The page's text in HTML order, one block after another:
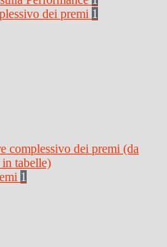
dei premi 1
complessivo dei premi (da
tabelle)
1